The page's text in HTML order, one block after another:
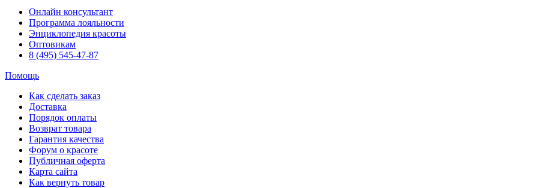
Онлайн консультант
Программа лояльности
Энциклопедия красоты
Оптовикам
8 (495) 545-47-87
Помощь
Как сделать заказ
Доставка
Порядок оплаты
Возврат товара
Гарантия качества
Форум о красоте
Публичная оферта
Карта сайта
Как вернуть товар